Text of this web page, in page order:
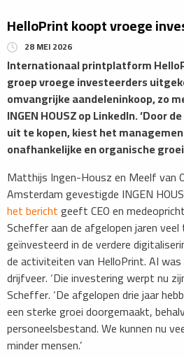
HelloPrint koopt vroege
28 MEI 2026
Internationaal printplatform
groep vroege investeerders
omvangrijke aandeleninkoop, zo
INGEN HOUSZ op LinkedIn. ‘Door
uit te kopen, kiest het
onafhankelijke en organische
Matthijs Ingen-Housz en Meelf van
Amsterdam gevestigde INGEN
het berichtgeeft CEO en
Scheffer aan de afgelopen jaren
geïnvesteerd in de verdere
de activiteiten van HelloPrint. AI was
drijfveer. ‘Die investering werpt nu
Scheffer. ‘De afgelopen drie jaar
een sterke groei doorgemaakt,
personeelsbestand. We kunnen nu
minder mensen.’